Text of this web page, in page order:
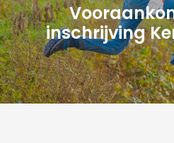
inschrijving